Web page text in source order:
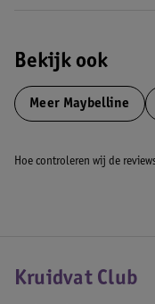
Met de concealer
EAN code:0000030096585
Bekijk ook
Meer Maybelline
Hoe controleren wij de
Kruidvat Club